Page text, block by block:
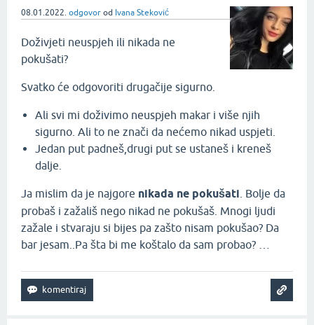
08.01.2022. odgovor od Ivana Steković
Doživjeti neuspjeh ili nikada ne
pokušati?
Svatko će odgovoriti drugačije sigurno.
Ali svi mi doživimo neuspjeh makar i više njih
sigurno. Ali to ne znači da nećemo nikad uspjeti.
Jedan put padneš,drugi put se ustaneš i kreneš
dalje.
Ja mislim da je najgore nikada ne pokušati . Bolje da
probaš i zažališ nego nikad ne pokušaš. Mnogi ljudi
zažale i stvaraju si bijes pa zašto nisam pokušao? Da
bar jesam..Pa šta bi me koštalo da sam probao? …